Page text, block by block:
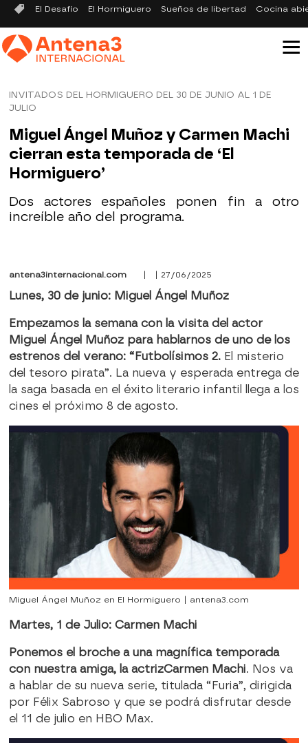
El Desafío El Hormiguero Sueños de libertad Cocina
INVITADOS DEL HORMIGUERO DEL 30 DE JUNIO AL 1 DE
JULIO
Miguel Ángel Muñoz y Carmen Machi
cierran esta temporada de ‘El
Hormiguero’
Dos actores españoles ponen fin a otro
increíble año del programa.
antena3internacional.com | | 27/06/2025
Lunes, 30 de junio: Miguel Ángel Muñoz
Empezamos la semana con la visita del actor
Miguel Ángel Muñoz para hablarnos de uno de los
estrenos del verano: “Futbolísimos 2.El misterio
del tesoro pirata”. La nueva y esperada entrega de
la saga basada en el éxito literario infantil llega a los
cines el próximo 8 de agosto.
Miguel Ángel Muñoz en El Hormiguero | antena3.com
Martes, 1 de Julio: Carmen Machi
Ponemos el broche a una magnífica temporada
con nuestra amiga, la actrizCarmen Machi. Nos va
a hablar de su nueva serie, titulada “Furia”, dirigida
por Félix Sabroso y que se podrá disfrutar desde
el 11 de julio en HBO Max.